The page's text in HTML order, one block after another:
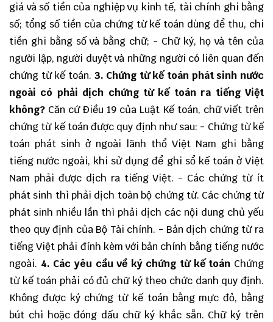
giá và số tiền của nghiệp vụ kinh tế, tài chính ghi bằng
số; tổng số tiền của chứng từ kế toán dùng để thu, chi
tiền ghi bằng số và bằng chữ; - Chữ ký, họ và tên của
người lập, người duyệt và những người có liên quan đến
chứng từ kế toán. 3. Chứng từ kế toán phát sinh nước
ngoài có phải dịch chứng từ kế toán ra tiếng Việt
không? Căn cứ Điều 19 của Luật Kế toán, chữ viết trên
chứng từ kế toán được quy định như sau: - Chứng từ kế
toán phát sinh ở ngoài lãnh thổ Việt Nam ghi bằng
tiếng nước ngoài, khi sử dụng để ghi sổ kế toán ở Việt
Nam phải được dịch ra tiếng Việt. - Các chứng từ ít
phát sinh thì phải dịch toàn bộ chứng từ. Các chứng từ
phát sinh nhiều lần thì phải dịch các nội dung chủ yếu
theo quy định của Bộ Tài chính. - Bản dịch chứng từ ra
tiếng Việt phải đính kèm với bản chính bằng tiếng nước
ngoài. 4. Các yêu cầu về ký chứng từ kế toán Chứng
từ kế toán phải có đủ chữ ký theo chức danh quy định.
Không được ký chứng từ kế toán bằng mực đỏ, bằng
bút chì hoặc đóng dấu chữ ký khắc sẵn. Chữ ký trên